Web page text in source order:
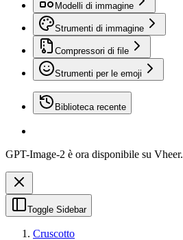
Modelli di immagine
Strumenti di immagine
Compressori di file
Strumenti per le emoji
Biblioteca recente
GPT-Image-2 è ora disponibile su Vheer.
Toggle Sidebar
Cruscotto